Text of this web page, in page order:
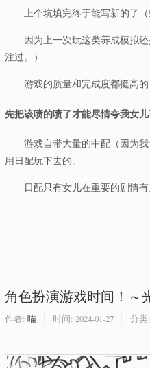
上个坑填完终于能写新的了（
因为上一次玩这类养成模拟
注过。）
游戏的质量和完成度都挺高
先把该喷的喷了才能尽情夸我女
游戏自带大量的中配（因为
用日配玩下去的。
日配只有女儿在重要的剧情
角色扮演游戏时间！～
作者: 喵 时间: 2024-01-27 分类: